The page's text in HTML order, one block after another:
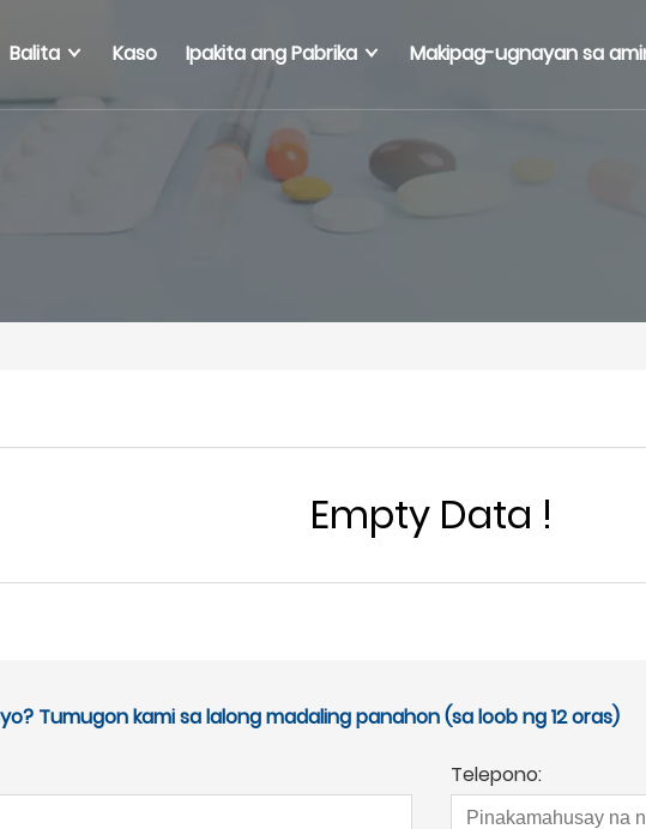
Balita Kaso Ipakita ang Pabrika Makipag-ugnayan sa
Empty Data !
Tumugon kami sa lalong madaling panahon (sa loob ng 12 oras)
Telepono: